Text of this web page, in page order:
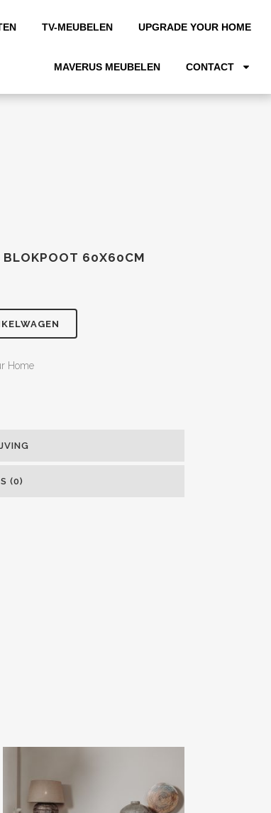
TV-MEUBELEN UPGRADE YOUR HOME
MAVERUS MEUBELEN CONTACT
BLOKPOOT 60X60CM
Home
(0)